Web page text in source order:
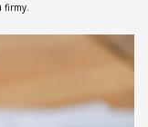
firmy.